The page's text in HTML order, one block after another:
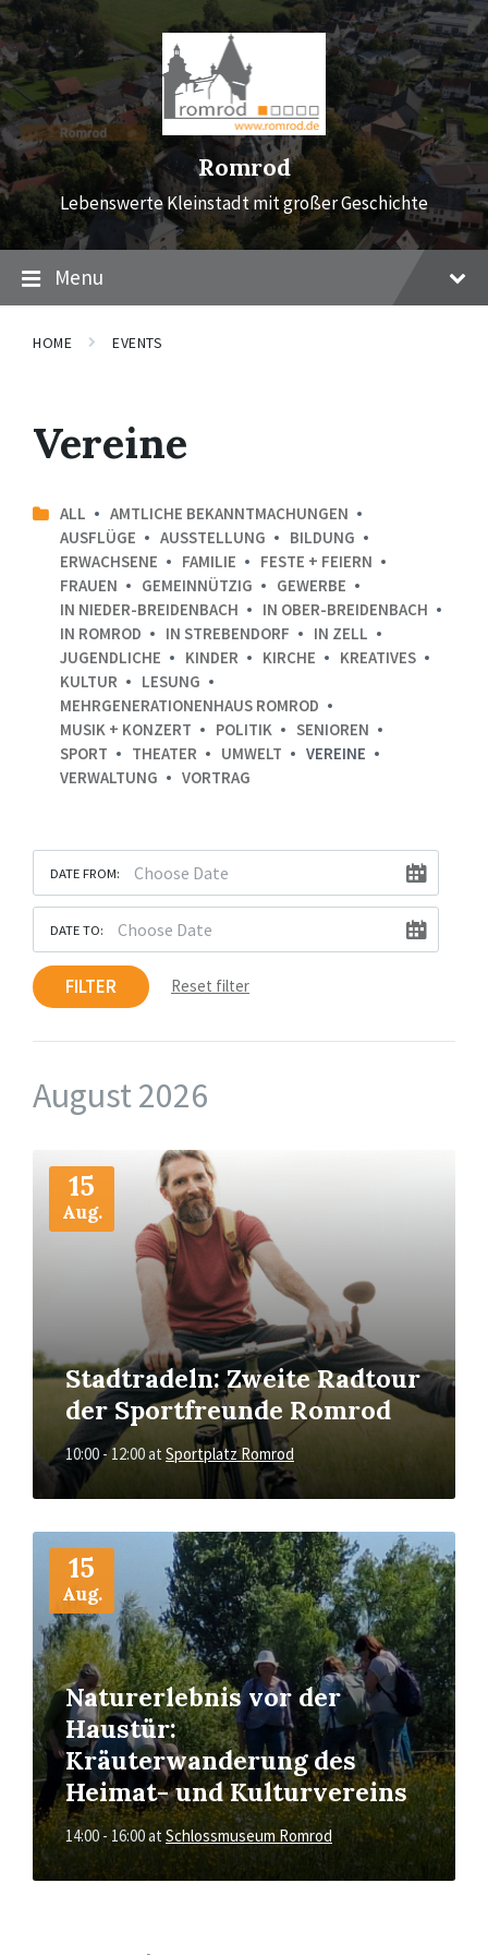
Skip
to
content
Skip
to
main
navigation
Skip
to
footer
Romrod
Lebenswerte Kleinstadt mit großer Geschichte
Menu
HOME EVENTS
Vereine
ALL
AMTLICHE BEKANNTMACHUNGEN
AUSFLÜGE
AUSSTELLUNG
BILDUNG
ERWACHSENE
FAMILIE
FESTE + FEIERN
FRAUEN
GEMEINNÜTZIG
GEWERBE
IN NIEDER-BREIDENBACH
IN OBER-BREIDENBACH
IN ROMROD
IN STREBENDORF
IN ZELL
JUGENDLICHE
KINDER KIRCHE
KREATIVES
KULTUR
LESUNG
MEHRGENERATIONENHAUS ROMROD
MUSIK + KONZERT
POLITIK
SENIOREN
SPORT
THEATER UMWELT
VEREINE
VERWALTUNG
VORTRAG
DATE FROM:
DATE TO:
FILTER Reset filter
August 2026
15
Aug.
Stadtradeln: Zweite Radtour
der Sportfreunde Romrod
10:00 - 12:00at Sportplatz Romrod
15
Aug.
Naturerlebnis vor der
Haustür:
Kräuterwanderung des
Heimat- und Kulturvereins
14:00 - 16:00at Schlossmuseum Romrod
More